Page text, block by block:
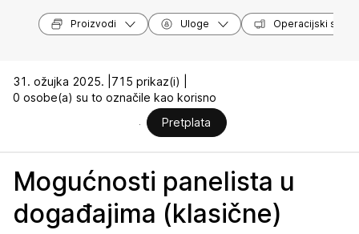
Proizvodi Uloge Operacijski
31. ožujka 2025. | 715 prikaz(i) |
0 osobe(a) su to označile kao korisno
Pretplata
Mogućnosti panelista u
događajima (klasične)